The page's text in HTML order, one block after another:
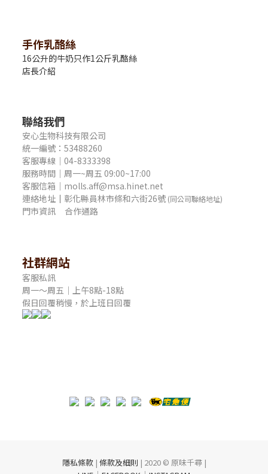
手作乳酪絲
16公升的牛奶只作1公斤乳酪絲
店長介紹
聯絡我們
安心生物科技有限公司
統一編號：53488260
客服專線｜04-8333398
服務時間｜周一~周五 09:00~17:00
客服信箱｜molls.aff@msa.hinet.net
連絡地址 ｜ 彰化縣員林市條和六街26號 (同公司聯絡地址)
門市資訊 合作通路
社群網站
客服私訊
周一～周五｜上午8點-18點
假日回覆稍慢，於上班日回覆
隱私條款| 條款及細則 | 2020 © 原味千尋 |